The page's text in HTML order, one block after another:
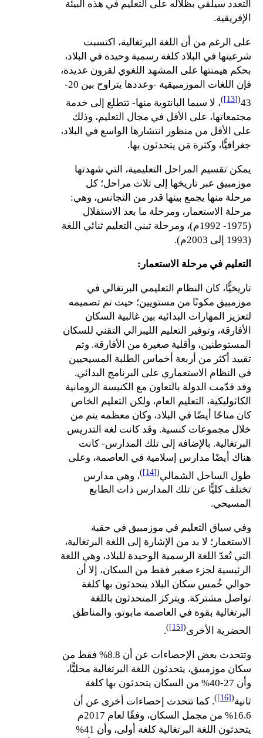
التعدد سيلقي بظلاله على التعليم في هذه البيئة
الإفريقية.
على الرغم من أن اللغة البرتغالية، اكتسبت
شرعيتها في البلاد كلغة رسمية وحيدة في البلاد،
بحكم هيمنتها على المشهد اللغوي لقرون عديدة،
فإن اللغات الموزمبيقية -وعددها يتراوح بين 20-
43
(
[13]
)، لا سيما البانتوية منها- تتطلع إلى خدمة
مجتمعاتها، على الأقل في مجال التعليم، وذلك
على الأقل من منظور انتشارها الواسع في البلاد،
جغرافيًّا، وكثرة مَن يتحدثون بها.
يمكن تقسيم المراحل التعليمية، التي شهدتها
موزمبيق عبر تاريخها إلى ثلاث مراحل؛ كل
مرحلة منها يجمع بينها قدر من التجانس، وهي:
مرحلة الاستعمار، ومرحلة ما بعد الاستقلال
(1975- 1992م)، ومرحلة تبني التعليم ثنائي اللغة
(1993 إلى 2003م).
التعليم في مرحلة الاستعمار :
تاريخيًّا، كان النظام التعليمي البرتغالي في
موزمبيق مكونًا من مستويين؛ حيث تم تصميمه
لتعزيز المهارات البدائية بين غالبية السكان
الأفارقة، وتوفير التعليم الليبرالي التقني للسكان
المستوطنين، وأقلية صغيرة من الأفارقة. وتم
تقييد أكثر من أربعة أخماس الطلبة المسيحيين
في النظام الاستعماري على البرنامج البدائي.
وقد قدّمت الدولة بالتعاون مع الكنيسة الرومانية
الكاثوليكية، التعليم العام، ولكن التعليم الخاص
كان متاحًا أيضًا في البلاد، وكان معظمه يتم من
خلال مجموعات كنسية. وقد كانت لغة التدريس
البرتغالية. بالإضافة إلى تلك المدارس- كانت
هناك أيضًا مدارس إسلامية في العاصمة، وعلى
طول الساحل الشمالي(
[14]
)، وهي مدارس
تختلف كليًّا عن تلك المدارس ذات الطابع
المسيحي.
وفي سياق التعليم في موزمبيق في حقبة
الاستعمار؛ لا بد من الإشارة إلى اللغة البرتغالية،
التي تُعدّ اللغة الرسمية الوحيدة للبلاد، وهي اللغة
الرئيسية لجزء صغير فقط من السكان، إلا أن
حوالي خُمس سكان البلاد يتحدثون بها كلغة
تواصل مشتركة. ويتركز المتحدثون باللغة
البرتغالية بقوة في العاصمة مابوتو، والمناطق
الحضرية الأخرى(
[15]
)
.
وتتحدث بعض الإحصاءات عن أن 8.8% فقط من
سكان موزمبيق، يتحدثون اللغة البرتغالية محليًّا،
وأن 27-40% من السكان يتحدثون بها كلغة
ثانية(
[16]
). كما تتحدث إحصاءات أخرى عن أن
16.6% من مجمل السكان، وفقًا لعام 2017م
يتحدثون اللغة البرتغالية كلغة أولى، وأن 41%